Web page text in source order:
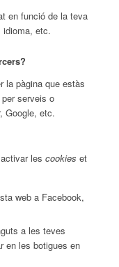
en funció de la teva
idioma, etc.
la pàgina que estàs
serveis o
Google, etc.
les cookies et
web a Facebook,
a les teves
en les botigues en